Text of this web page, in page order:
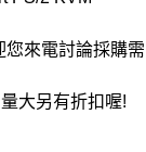
您來電討論採購需
大另有折扣喔!